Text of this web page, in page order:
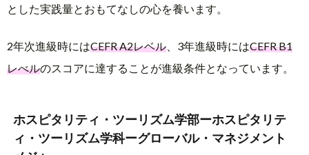
とした実践量とおもてなしの心を養います。
2年次進級時にはCEFR A2レベル 、3年進級時にはCEFR B1
レべルのスコアに達することが進級条件となっています。
ホスピタリティ・ツーリズム学部ーホスピタリテ
ィ・ツーリズム学科ーグローバル・マネジメント